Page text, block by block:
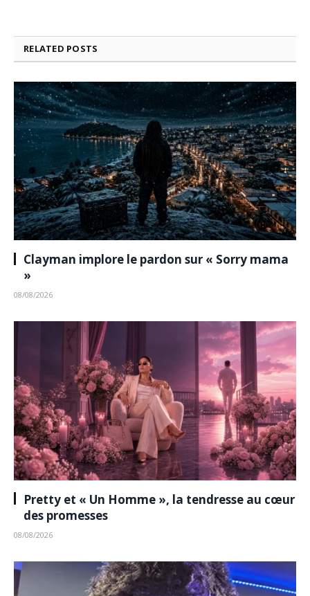
RELATED POSTS
Clayman implore le pardon sur « Sorry mama
»
08/08/2026
Pretty et « Un Homme », la tendresse au cœur
des promesses
08/08/2026